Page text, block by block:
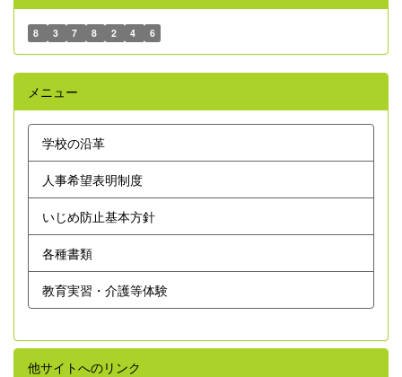
8 3 7 8 2 4 6
メニュー
学校の沿革
人事希望表明制度
いじめ防止基本方針
各種書類
教育実習・介護等体験
他サイトへのリンク